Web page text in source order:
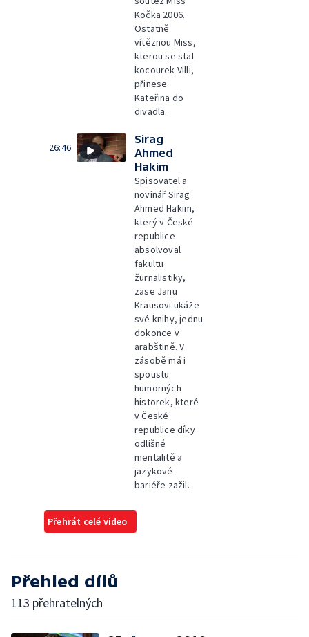
Kočka 2006.
Ostatně
vítěznou Miss,
kterou se stal
kocourek Villi,
přinese
Kateřina do
divadla.
26:46
Sirag
Ahmed
Hakim
Spisovatel a
novinář Sirag
Ahmed Hakim,
který v České
republice
absolvoval
fakultu
žurnalistiky,
zase Janu
Krausovi ukáže
své knihy, jednu
dokonce v
arabštině. V
zásobě má i
spoustu
humorných
historek, které
v České
republice díky
odlišné
mentalitě a
jazykové
bariéře zažil.
Přehrát celé video
Přehled dílů
113 přehratelných